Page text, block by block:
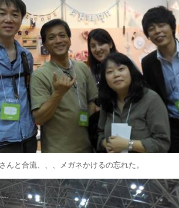
んと合流、、、メガネかけるの忘れた。